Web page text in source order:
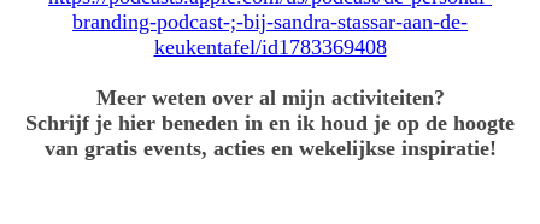
branding-podcast-;-bij-sandra-stassar-aan-de-
keukentafel/id1783369408
Meer weten over al mijn activiteiten?
Schrijf je hier beneden in en ik houd je op de hoogte
van gratis events, acties en wekelijkse inspiratie!